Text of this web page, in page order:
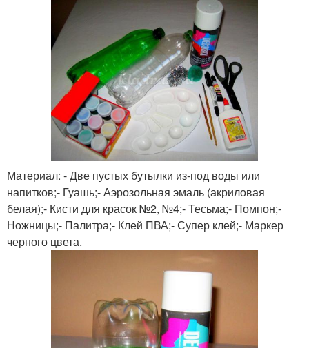
Материал: - Две пустых бутылки из-под воды или
напитков;- Гуашь;- Аэрозольная эмаль (акриловая
белая);- Кисти для красок №2, №4;- Тесьма;- Помпон;-
Ножницы;- Палитра;- Клей ПВА;- Супер клей;- Маркер
черного цвета.